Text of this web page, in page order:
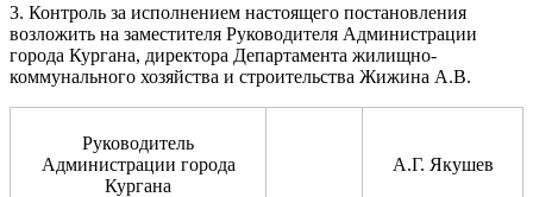
3. Контроль за исполнением настоящего постановления
возложить на заместителя Руководителя Администрации
города Кургана, директора Департамента жилищно-
коммунального хозяйства и строительства Жижина А.В.
Руководитель
Администрации города
Кургана
А.Г. Якушев